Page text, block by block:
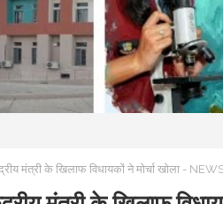
मंत्री के खिलाफ विधायकों ने मोर्चा खोला -